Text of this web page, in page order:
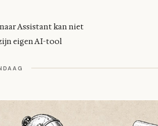
Assistant kan niet
eigen AI-tool